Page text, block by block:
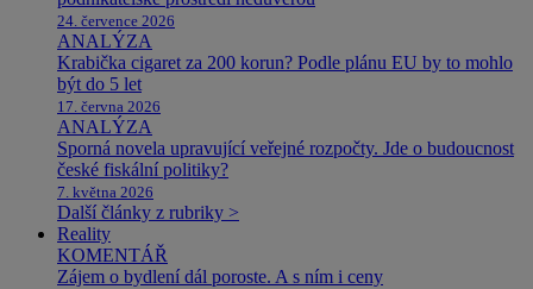
24. července 2026
ANALÝZA
Krabička cigaret za 200 korun? Podle plánu EU by to mohlo
být do 5 let
17. června 2026
ANALÝZA
Sporná novela upravující veřejné rozpočty. Jde o budoucnost
české fiskální politiky?
7. května 2026
Další články z rubriky >
Reality
KOMENTÁŘ
Zájem o bydlení dál poroste. A s ním i ceny